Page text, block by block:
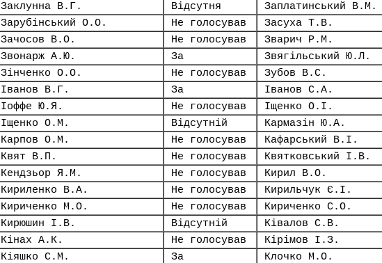
Заклунна В.Г.
Відсутня Заплатинський В.М.
Зарубінський О.О.
Не голосував Засуха Т.В.
Зачосов В.О.
Не голосував Зварич Р.М.
Звонарж А.Ю.
За Звягільський Ю.Л.
Зінченко О.О.
Не голосував Зубов В.С.
Іванов В.Г.
За Іванов С.А.
Іоффе Ю.Я.
Не голосував Іщенко О.І.
Іщенко О.М.
Відсутній Кармазін Ю.А.
Карпов О.М.
Не голосував Кафарський В.І.
Квят В.П.
Не голосував Квятковський І.В.
Кендзьор Я.М.
Не голосував Кирил В.О.
Кириленко В.А.
Не голосував Кирильчук Є.І.
Кириченко М.О.
Не голосував Кириченко С.О.
Кирюшин І.В.
Відсутній Ківалов С.В.
Кінах А.К.
Не голосував Кірімов І.З.
Кіяшко С.М.
За Клочко М.О.